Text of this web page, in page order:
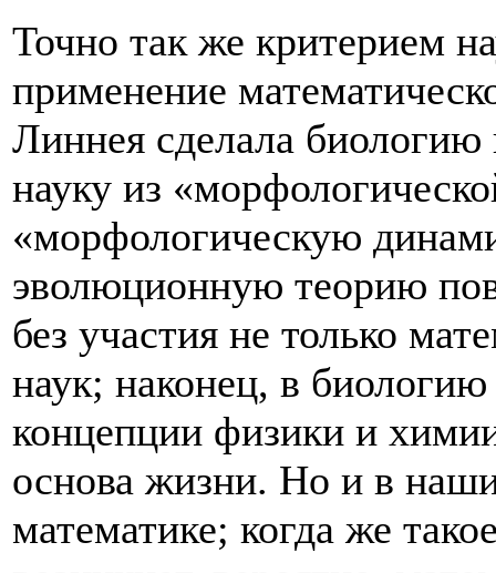
Точно так же критерием
применение
Линнея сделала биологию
науку из
«морфологическую
эволюционную теорию
без участия не только
наук; наконец, в
концепции физики и
основа жизни. Но и в
математике; когда же